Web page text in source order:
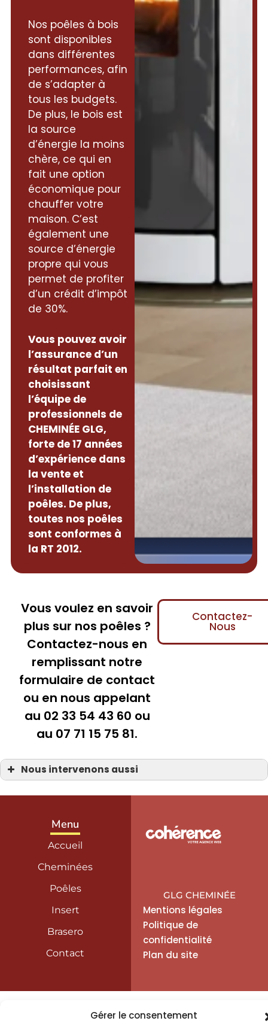
Gérer le consentement
Nos poêles à bois
sont disponibles
dans différentes
performances, afin
de s’adapter à
tous les budgets.
De plus, le bois est
la source
d’énergie la moins
chère, ce qui en
fait une option
économique pour
chauffer votre
maison. C’est
également une
source d’énergie
propre qui vous
permet de profiter
d’un crédit d’impôt
de 30%.
Vous pouvez avoir
l’assurance d’un
résultat parfait en
choisissant
l’équipe de
professionnels de
CHEMINÉE GLG,
forte de 17 années
d’expérience dans
la vente et
l’installation de
poêles. De plus,
toutes nos poêles
sont conformes à
la RT 2012.
Contactez-
Nous
Vous voulez en savoir
plus sur nos poêles ?
Contactez-nous en
remplissant notre
formulaire de contact
ou en nous appelant
au 02 33 54 43 60 ou
au 07 71 15 75 81.
Nous intervenons aussi
Poêle à granulés Coutances
Poêle à granulés Isigny-sur-Mer
Poêle à granulés La Haye-du-Puits
Poêle à granulés Saint-Hilaire-Petitville
Poêle à granulés Saint-Sauveur-le-Vicomte
Poêle à granulés Valognes
Menu
Accueil
Cheminées
Poêles
Insert
Brasero
Contact
GLG CHEMINÉE
Mentions légales
Politique de
confidentialité
Plan du site